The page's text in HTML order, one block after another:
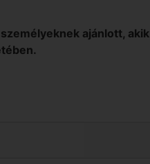
ajánlott, akik